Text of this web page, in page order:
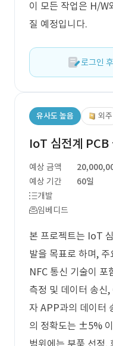
이 모든 작업은 H/W
질 예정입니다.
로그인
유사도 높음 외주
IoT 심전계 PCB
예상 금액
예상 기간
60일
개발
임베디드
본 프로젝트는 IoT
발을 목표로 하며,
NFC 통신 기술이 포
측정 및 데이터 송
자 APP과의 데이터
의 정확도는 ±5%
범위에는 부품 선정,